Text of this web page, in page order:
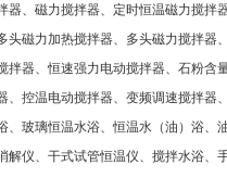
、磁力搅拌器、定时恒温磁力搅拌
磁力加热搅拌器、多头磁力搅拌器
器、恒速强力电动搅拌器、石粉
控温电动搅拌器、变频调速搅拌器
玻璃恒温水浴、恒温水（油）浴
仪、干式试管恒温仪、搅拌水浴